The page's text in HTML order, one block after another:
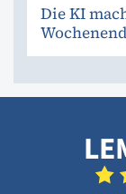
Die KI